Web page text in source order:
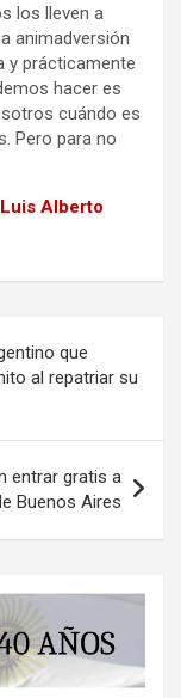
los lleven a
animadversión
y prácticamente
hacer es
cuándo es
Pero para no
Luis Alberto
que
al repatriar su
entrar gratis a
Buenos Aires